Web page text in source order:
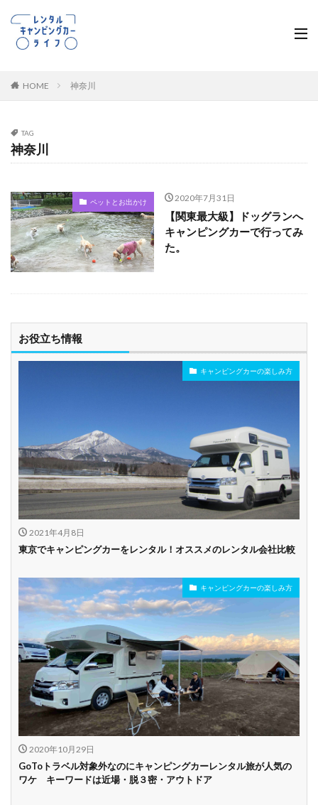
HOME 神奈川
TAG
神奈川
ペットとお出かけ 2020年7月31日
【関東最大級】ドッグランへ
キャンピングカーで行ってみ
た。
お役立ち情報
キャンピングカーの楽しみ方
2021年4月8日
東京でキャンピングカーをレンタル！オススメのレンタル会社比較
キャンピングカーの楽しみ方
2020年10月29日
GoToトラベル対象外なのにキャンピングカーレンタル旅が人気の
ワケ キーワードは近場・脱３密・アウトドア